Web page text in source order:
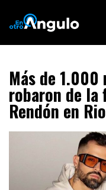
Más de
robaron de la
Rendón en